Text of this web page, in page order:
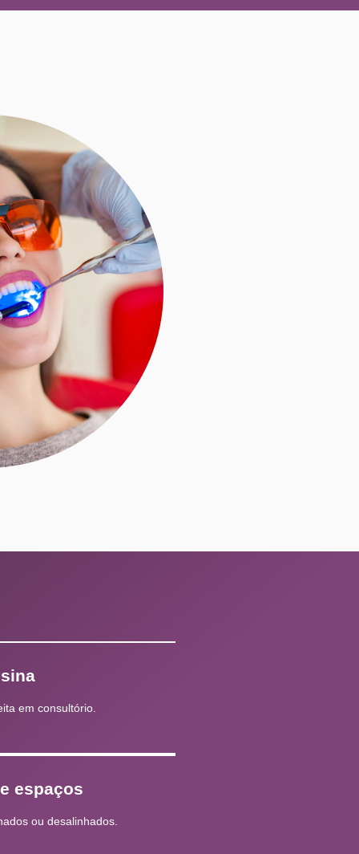
em consultório.
espaços
ou desalinhados.